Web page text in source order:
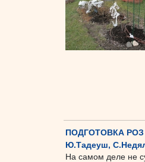
ПОДГОТОВКА РОЗ
Ю.Тадеуш,
На самом деле не